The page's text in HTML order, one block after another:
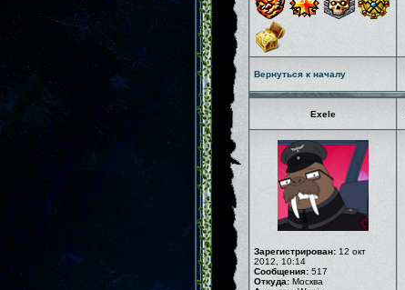
Вернуться к началу
Exele
Зарегистрирован: 12 окт
2012, 10:14
Сообщения: 517
Откуда: Москва